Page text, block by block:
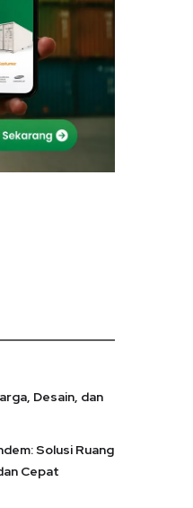
Desain, dan
Solusi Ruang
Cepat